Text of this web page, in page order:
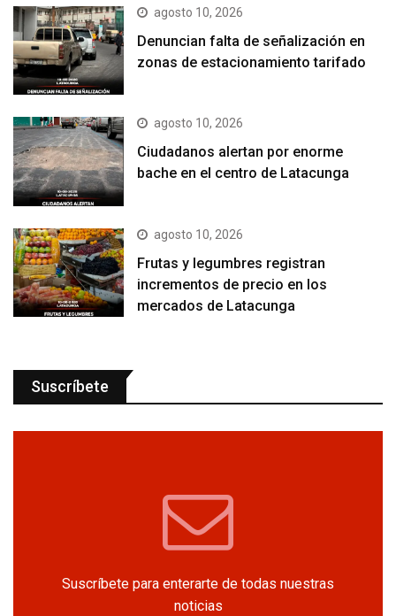
agosto 10, 2026
Denuncian falta de señalización en
zonas de estacionamiento tarifado
agosto 10, 2026
Ciudadanos alertan por enorme
bache en el centro de Latacunga
agosto 10, 2026
Frutas y legumbres registran
incrementos de precio en los
mercados de Latacunga
Suscríbete
Suscríbete para enterarte de todas nuestras
noticias